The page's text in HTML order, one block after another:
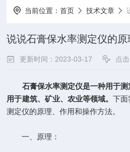
当前位置：首页 技术文章
说说石膏保水率测定仪的
更新时间：2023-03-17 点
石膏保水率测定仪是一种用于
用于建筑、矿业、农业等领域。下面
测定仪的原理、作用和操作方法。
一、原理：